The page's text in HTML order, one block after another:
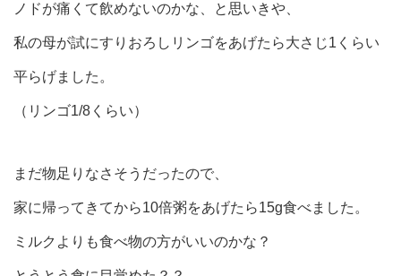
ノドが痛くて飲めないのかな、と思いきや、
私の母が試にすりおろしリンゴをあげたら大さじ1くらい
平らげました。
（リンゴ1/8くらい）
まだ物足りなさそうだったので、
家に帰ってきてから10倍粥をあげたら15g食べました。
ミルクよりも食べ物の方がいいのかな？